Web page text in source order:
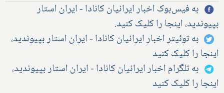
به فیس‌بوک اخبار ایرانیان کانادا - ایران استار
بپیوندید، اینجا را کلیک کنید.
به توئیتر اخبار ایرانیان کانادا - ایران استار بپیوندید،
اینجا را کلیک کنید
به تلگرام اخبار ایرانیان کانادا - ایران استار بپیوندید،
اینجا را کلیک کنید